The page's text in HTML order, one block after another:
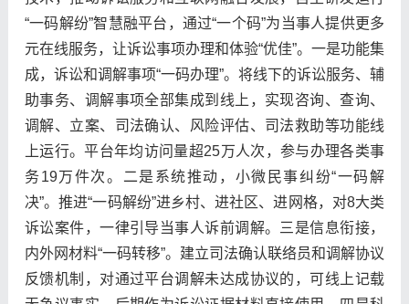
“一码解纷”智慧融平台，通过“一个码”为当事人提供更多
元在线服务，让诉讼事项办理和体验“优佳”。一是功能集
成，诉讼和调解事项“一码办理”。将线下的诉讼服务、辅
助事务、调解事项全部集成到线上，实现咨询、查询、
调解、立案、司法确认、风险评估、司法救助等功能线
上运行。平台年均访问量超25万人次，参与办理各类事
务19万件次。二是系统推动，小微民事纠纷“一码解
决”。推进“一码解纷”进乡村、进社区、进网格，对8大类
诉讼案件，一律引导当事人诉前调解。三是信息衔接，
内外网材料“一码转移”。建立司法确认联络员和调解协议
反馈机制，对通过平台调解未达成协议的，可线上记载